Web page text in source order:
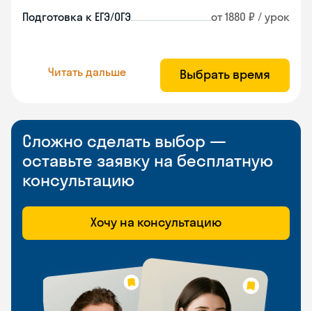
Подготовка к ЕГЭ/ОГЭ от 1880 ₽ / урок
Читать дальше Выбрать время
Сложно сделать выбор —
оставьте заявку на бесплатную
консультацию
Хочу на консультацию